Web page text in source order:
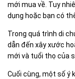
mới mua về. Tuy
dụng hoặc bạn có
Trong quá trình di
dẫn đến xây xước
mới và tuổi thọ của
Cuối cùng, một số ý